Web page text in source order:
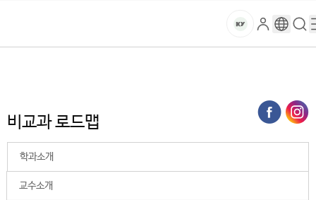
건
대
학
교
마
로
그
구
글
검
색
메
뉴
로
비교과 로드맵
학과소개
교수소개